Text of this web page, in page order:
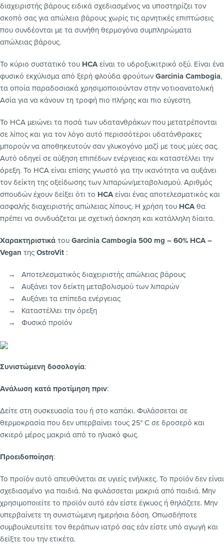
διαχειριστής βάρους ειδικά σχεδιασμένος να υποστηρίζει τον
σκοπό σας για απώλεια βάρους χωρίς τις αρνητικές επιπτώσεις
που συνδέονται με τα συνήθη θερμογόνα συμπληρώματα
απώλειας βάρους.
Το κύριο συστατικό του HCAείναι το υδροξυκιτρικό οξύ. Είναι ένα
φυσικό εκχύλισμα από ξερή φλούδα φρούτωνGarcinia Cambogia,
τα οποία παραδοσιακά χρησιμοποιούνταν στην νοτιοανατολική
Ασία για να κάνουν τη τροφή πιο πλήρης και πιο εύγεστη.
Το HCA μειώνει τα ποσά των υδατανθράκων που μετατρέπονται
σε λίπος και για τον λόγο αυτό περισσότεροι υδατάνθρακες
μπορούν να αποθηκευτούν σαν γλυκογόνο μαζί με τους μύες σας.
Αυτό οδηγεί σε αύξηση επιπέδων ενέργειας και καταστέλλει την
όρεξη. Το HCA είναι επίσης γνωστό για την ικανότητα να αυξάνει
τον δείκτη της οξείδωσης των λιπαρών/μεταβολισμού. Αριθμός
σπουδών έχουν δείξει ότι το HCAείναι ένας αποτελεσματικός και
ασφαλής διαχειριστής απώλειας λίπους. Η χρήση του HCAθα
πρέπει να συνδυάζεται με σχετική άσκηση και κατάλληλη δίαιτα.
ΧαρακτηριστικάτουGarcinia Cambogia 500 mg – 60% HCA –
Vegan τηςOstroVit :
→ Αποτελεσματικός διαχειριστής απώλειας βάρους
→ Αυξάνει τον δείκτη μεταβολισμού των λιπαρών
→ Αυξάνει τα επίπεδα ενέργειας
→ Καταστέλλει την όρεξη
→ Φυσικό προϊόν
Συνιστώμενη δοσολογία:
Ανάλωση κατά προτίμηση πριν:
Δείτε στη συσκευασία του ή στο καπάκι. Φυλάσσεται σε
θερμοκρασία που δεν υπερβαίνει τους 25° C σε δροσερό και
σκιερό μέρος μακριά από το ηλιακό φως.
Προειδοποίηση:
Το προϊόν αυτό απευθύνεται σε υγιείς ενήλικες. Το προϊόν δεν είναι
σχεδιασμένο για παιδιά. Να φυλάσσεται μακριά από παιδιά. Μην
χρησιμοποιείτε το προϊόν αυτό εάν είστε έγκυος ή θηλάζετε. Μην
υπερβαίνετε τη συνιστώμενη ημερήσια δόση. Οπωσδήποτε
συμβουλευτείτε τον θεράπων ιατρό σας εάν είστε υπό αγωγή και
δείξτε του την ετικέτα.